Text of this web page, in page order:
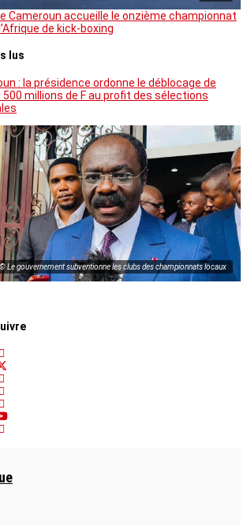
Cameroun accueille le onzième championnat
de kick-boxing
lus
: la présidence ordonne le déblocage de
500 millions de F au profit des sélections
© Le gouvernement subventionne les clubs des championnats locaux